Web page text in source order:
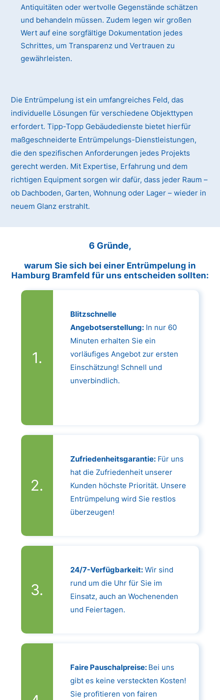
Antiquitäten oder wertvolle Gegenstände schätzen
und behandeln müssen. Zudem legen wir großen
Wert auf eine sorgfältige Dokumentation jedes
Schrittes, um Transparenz und Vertrauen zu
gewährleisten.
Die Entrümpelung ist ein umfangreiches Feld, das
individuelle Lösungen für verschiedene Objekttypen
erfordert. Tipp-Topp Gebäudedienste bietet hierfür
maßgeschneiderte Entrümpelungs-Dienstleistungen,
die den spezifischen Anforderungen jedes Projekts
gerecht werden. Mit Expertise, Erfahrung und dem
richtigen Equipment sorgen wir dafür, dass jeder Raum –
ob Dachboden, Garten, Wohnung oder Lager – wieder in
neuem Glanz erstrahlt.
6 Gründe,
warum Sie sich bei einer Entrümpelung in
Hamburg Bramfeld für uns entscheiden sollten:
Blitzschnelle
Angebotserstellung:In nur 60
Minuten erhalten Sie ein
vorläufiges Angebot zur ersten
Einschätzung! Schnell und
unverbindlich.
Zufriedenheitsgarantie:Für uns
hat die Zufriedenheit unserer
Kunden höchste Priorität. Unsere
Entrümpelung wird Sie restlos
überzeugen!
24/7-Verfügbarkeit:Wir sind
rund um die Uhr für Sie im
Einsatz, auch an Wochenenden
und Feiertagen.
Faire Pauschalpreise: Bei uns
gibt es keine versteckten Kosten!
Sie profitieren von fairen